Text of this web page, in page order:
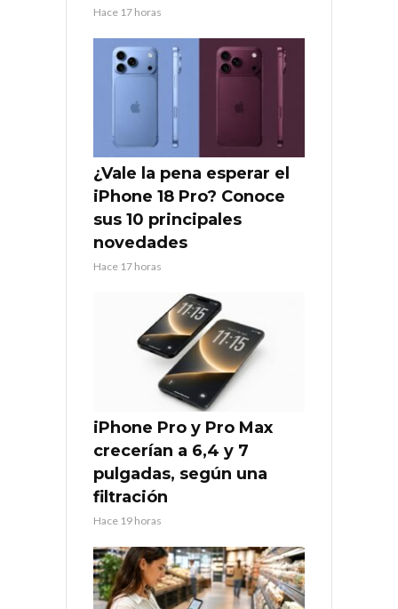
Hace 17 horas
¿Vale la pena esperar el
iPhone 18 Pro? Conoce
sus 10 principales
novedades
Hace 17 horas
iPhone Pro y Pro Max
crecerían a 6,4 y 7
pulgadas, según una
filtración
Hace 19 horas